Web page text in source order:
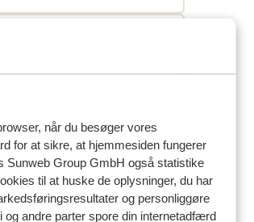
når du besøger vores
for at sikre, at hjemmesiden fungerer
Sunweb Group GmbH også statistike
til at huske de oplysninger, du har
og personliggøre
andre parter spore din internetadfærd